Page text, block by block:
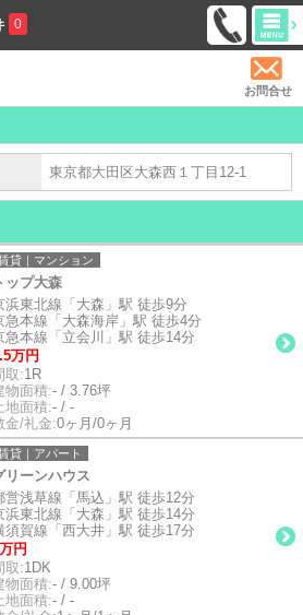
0
お問合せ
東京都大田区大森西１丁目12-1
貸｜マンション
ップ大森
浜東北線「大森」駅 徒歩9分
急本線「大森海岸」駅 徒歩4分
急本線「立会川」駅 徒歩14分
万円
取:1R
物面積:- / 3.76坪
地面積:- / -
金/礼金:0ヶ月/0ヶ月
貸｜アパート
リーンハウス
営浅草線「馬込」駅 徒歩12分
浜東北線「大森」駅 徒歩14分
須賀線「西大井」駅 徒歩17分
円
取:1DK
物面積:- / 9.00坪
地面積:- / -